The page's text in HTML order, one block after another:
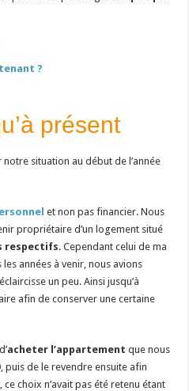
?
présent
situation au début de l’année
et non pas financier. Nous
propriétaire d’un logement situé
respectifs. Cependant celui de ma
années à venir, nous avions
un peu. Ainsi jusqu’à
afin de conserver une certaine
acheter l’appartement que nous
puis de le revendre ensuite afin
choix n’avait pas été retenu étant